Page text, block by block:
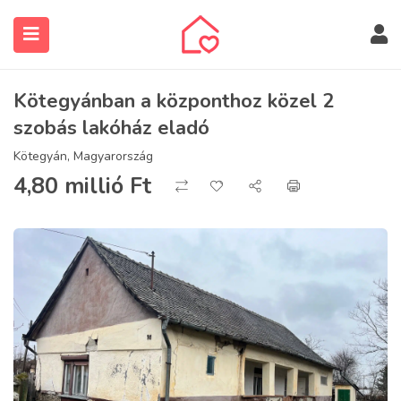
Kötegyánban a központhoz közel 2
szobás lakóház eladó
Kötegyán, Magyarország
4,80 millió Ft